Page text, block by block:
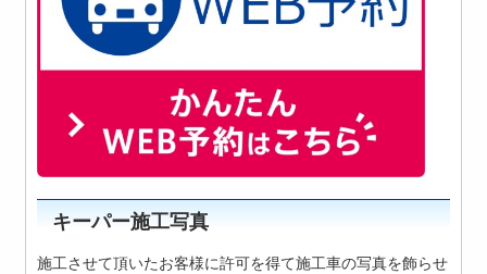
キーパー施工写真
施工させて頂いたお客様に許可を得て施工車の写真を飾らせ